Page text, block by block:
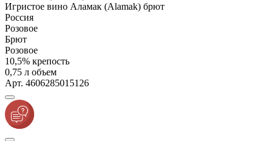
Игристое вино Аламак (Alamak) брют
Россия
Розовое
Брют
Розовое
10,5% крепость
0,75 л объем
Арт. 4606285015126